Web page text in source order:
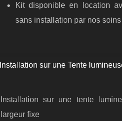
Kit disponible en location
sans installation par nos soins
Installation sur une tente
largeur fixe